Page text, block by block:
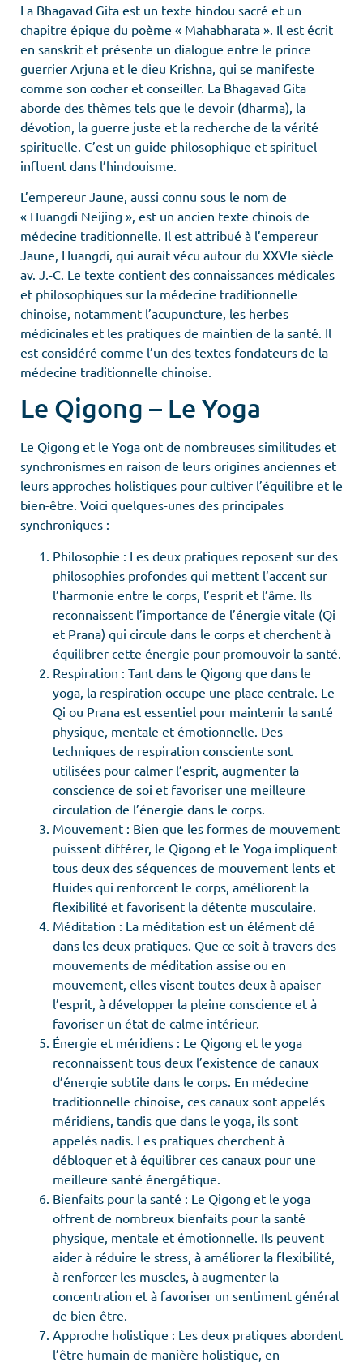
La Bhagavad Gita est un texte hindou sacré et un
chapitre épique du poème « Mahabharata ». Il est écrit
en sanskrit et présente un dialogue entre le prince
guerrier Arjuna et le dieu Krishna, qui se manifeste
comme son cocher et conseiller. La Bhagavad Gita
aborde des thèmes tels que le devoir (dharma), la
dévotion, la guerre juste et la recherche de la vérité
spirituelle. C’est un guide philosophique et spirituel
influent dans l’hindouisme.
L’empereur Jaune, aussi connu sous le nom de
« Huangdi Neijing », est un ancien texte chinois de
médecine traditionnelle. Il est attribué à l’empereur
Jaune, Huangdi, qui aurait vécu autour du XXVIe siècle
av. J.-C. Le texte contient des connaissances médicales
et philosophiques sur la médecine traditionnelle
chinoise, notamment l’acupuncture, les herbes
médicinales et les pratiques de maintien de la santé. Il
est considéré comme l’un des textes fondateurs de la
médecine traditionnelle chinoise.
Le Qigong – Le Yoga
Le Qigong et le Yoga ont de nombreuses similitudes et
synchronismes en raison de leurs origines anciennes et
leurs approches holistiques pour cultiver l’équilibre et le
bien-être. Voici quelques-unes des principales
synchroniques :
Philosophie : Les deux pratiques reposent sur des
philosophies profondes qui mettent l’accent sur
l’harmonie entre le corps, l’esprit et l’âme. Ils
reconnaissent l’importance de l’énergie vitale (Qi
et Prana) qui circule dans le corps et cherchent à
équilibrer cette énergie pour promouvoir la santé.
Respiration : Tant dans le Qigong que dans le
yoga, la respiration occupe une place centrale. Le
Qi ou Prana est essentiel pour maintenir la santé
physique, mentale et émotionnelle. Des
techniques de respiration consciente sont
utilisées pour calmer l’esprit, augmenter la
conscience de soi et favoriser une meilleure
circulation de l’énergie dans le corps.
Mouvement : Bien que les formes de mouvement
puissent différer, le Qigong et le Yoga impliquent
tous deux des séquences de mouvement lents et
fluides qui renforcent le corps, améliorent la
flexibilité et favorisent la détente musculaire.
Méditation : La méditation est un élément clé
dans les deux pratiques. Que ce soit à travers des
mouvements de méditation assise ou en
mouvement, elles visent toutes deux à apaiser
l’esprit, à développer la pleine conscience et à
favoriser un état de calme intérieur.
Énergie et méridiens : Le Qigong et le yoga
reconnaissent tous deux l’existence de canaux
d’énergie subtile dans le corps. En médecine
traditionnelle chinoise, ces canaux sont appelés
méridiens, tandis que dans le yoga, ils sont
appelés nadis. Les pratiques cherchent à
débloquer et à équilibrer ces canaux pour une
meilleure santé énergétique.
Bienfaits pour la santé : Le Qigong et le yoga
offrent de nombreux bienfaits pour la santé
physique, mentale et émotionnelle. Ils peuvent
aider à réduire le stress, à améliorer la flexibilité,
à renforcer les muscles, à augmenter la
concentration et à favoriser un sentiment général
de bien-être.
Approche holistique : Les deux pratiques abordent
l’être humain de manière holistique, en